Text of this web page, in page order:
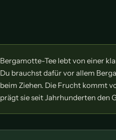
Bergamotte-Tee lebt von einer
Du brauchst dafür vor allem
beim Ziehen. Die Frucht kommt
prägt sie seit Jahrhunderten den